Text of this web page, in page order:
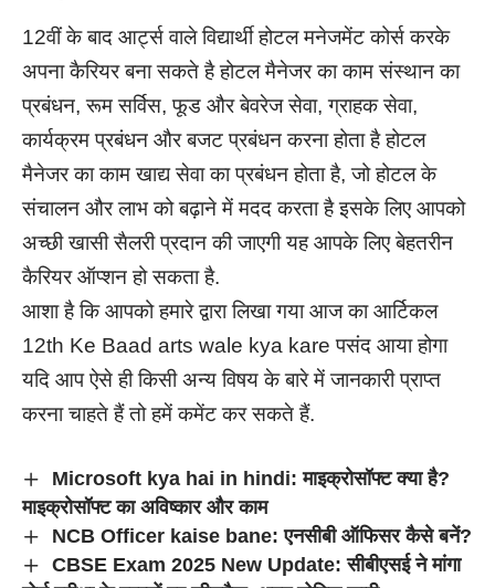
12वीं के बाद आर्ट्स वाले विद्यार्थी होटल मनेजमेंट कोर्स करके
अपना कैरियर बना सकते है होटल मैनेजर का काम संस्थान का
प्रबंधन, रूम सर्विस, फूड और बेवरेज सेवा, ग्राहक सेवा,
कार्यक्रम प्रबंधन और बजट प्रबंधन करना होता है होटल
मैनेजर का काम खाद्य सेवा का प्रबंधन होता है, जो होटल के
संचालन और लाभ को बढ़ाने में मदद करता है इसके लिए आपको
अच्छी खासी सैलरी प्रदान की जाएगी यह आपके लिए बेहतरीन
कैरियर ऑप्शन हो सकता है.
आशा है कि आपको हमारे द्वारा लिखा गया आज का आर्टिकल
12th Ke Baad arts wale kya kare पसंद आया होगा
यदि आप ऐसे ही किसी अन्य विषय के बारे में जानकारी प्राप्त
करना चाहते हैं तो हमें कमेंट कर सकते हैं.
Microsoft kya hai in hindi: माइक्रोसॉफ्ट क्या है?
माइक्रोसॉफ्ट का अविष्कार और काम
NCB Officer kaise bane: एनसीबी ऑफिसर कैसे बनें?
CBSE Exam 2025 New Update: सीबीएसई ने मांगा